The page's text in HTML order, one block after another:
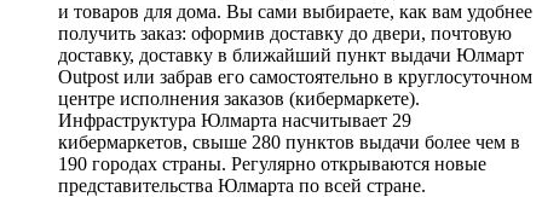
и товаров для дома. Вы сами выбираете, как вам удобнее
получить заказ: оформив доставку до двери, почтовую
доставку, доставку в ближайший пункт выдачи Юлмарт
Outpost или забрав его самостоятельно в круглосуточном
центре исполнения заказов (кибермаркете).
Инфраструктура Юлмарта насчитывает 29
кибермаркетов, свыше 280 пунктов выдачи более чем в
190 городах страны. Регулярно открываются новые
представительства Юлмарта по всей стране.